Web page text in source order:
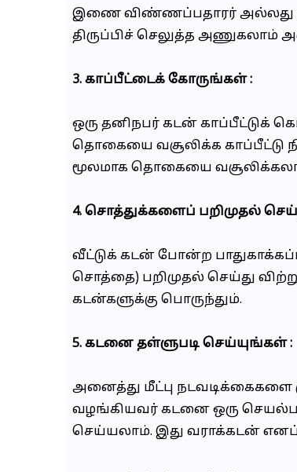
இணை விண்ணப்பதாரர் அல்லது
திருப்பிச் செலுத்த அணுகலாம்
3. காப்பீட்டைக் கோருங்கள் :
ஒரு தனிநபர் கடன் காப்பீட்டுக்
தொகையை வசூலிக்க காப்பீட்டு
மூலமாக தொகையை
4. சொத்துக்களைப் பறிமுதல்
வீட்டுக் கடன் போன்ற
சொத்தை) பறிமுதல் செய்து
கடன்களுக்கு பொருந்தும்.
5. கடனை தள்ளுபடி செய்யுங்கள் :
அனைத்து மீட்பு நடவடிக்கைகளை
வழங்கியவர் கடனை ஒரு
செய்யலாம். இது வராக்கடன்